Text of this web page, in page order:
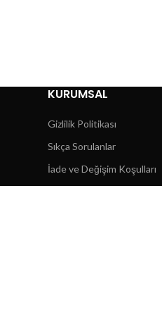
KURUMSAL
Gizlilik Politikası
Sıkça Sorulanlar
İade ve Değişim Koşulları